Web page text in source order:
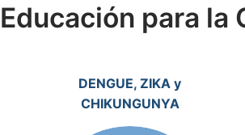
Educación para la
DENGUE, ZIKA y
CHIKUNGUNYA